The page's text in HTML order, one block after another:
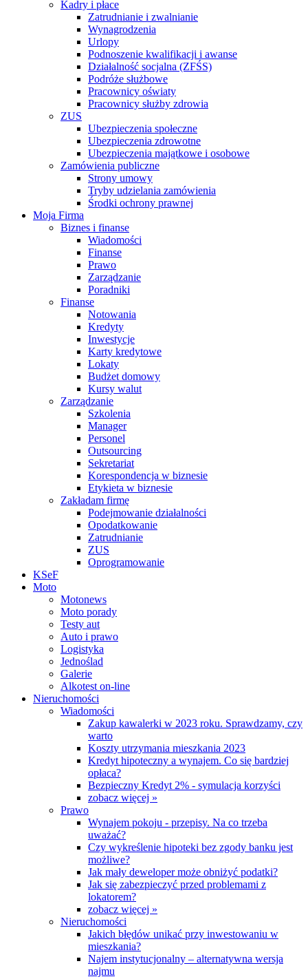
Kadry i płace
Zatrudnianie i zwalnianie
Wynagrodzenia
Urlopy
Podnoszenie kwalifikacji i awanse
Działalność socjalna (ZFŚS)
Podróże służbowe
Pracownicy oświaty
Pracownicy służby zdrowia
ZUS
Ubezpieczenia społeczne
Ubezpieczenia zdrowotne
Ubezpieczenia majątkowe i osobowe
Zamówienia publiczne
Strony umowy
Tryby udzielania zamówienia
Środki ochrony prawnej
Moja Firma
Biznes i finanse
Wiadomości
Finanse
Prawo
Zarządzanie
Poradniki
Finanse
Notowania
Kredyty
Inwestycje
Karty kredytowe
Lokaty
Budżet domowy
Kursy walut
Zarządzanie
Szkolenia
Manager
Personel
Outsourcing
Sekretariat
Korespondencja w biznesie
Etykieta w biznesie
Zakładam firmę
Podejmowanie działalności
Opodatkowanie
Zatrudnianie
ZUS
Oprogramowanie
KSeF
Moto
Motonews
Moto porady
Testy aut
Auto i prawo
Logistyka
Jednoślad
Galerie
Alkotest on-line
Nieruchomości
Wiadomości
Zakup kawalerki w 2023 roku. Sprawdzamy, czy
warto
Koszty utrzymania mieszkania 2023
Kredyt hipoteczny a wynajem. Co się bardziej
opłaca?
Bezpieczny Kredyt 2% - symulacja korzyści
zobacz więcej »
Prawo
Wynajem pokoju - przepisy. Na co trzeba
uważać?
Czy wykreślenie hipoteki bez zgody banku jest
możliwe?
Jak mały deweloper może obniżyć podatki?
Jak się zabezpieczyć przed problemami z
lokatorem?
zobacz więcej »
Nieruchomości
Jakich błędów unikać przy inwestowaniu w
mieszkania?
Najem instytucjonalny – alternatywna wersja
najmu